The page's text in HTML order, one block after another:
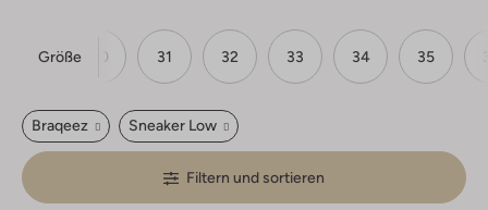
Größe
29 30 31 32 33 34 35
Braqeez Sneaker Low
Filtern und sortieren